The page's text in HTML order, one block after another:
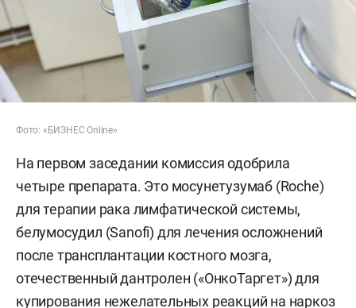
Фото: «БИЗНЕС Online»
На первом заседании комиссия одобрила
четыре препарата. Это мосунетузумаб (Roche)
для терапии рака лимфатической системы,
белумосудил (Sanofi) для лечения осложнений
после трансплантации костного мозга,
отечественный дантролен («ОнкоТаргет») для
купирования нежелательных реакций на наркоз